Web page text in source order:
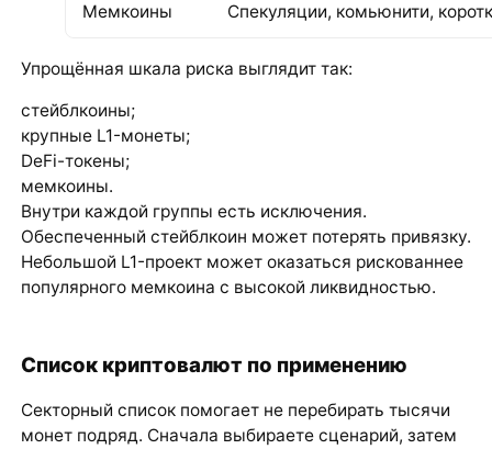
Мемкоины Спекуляции, комьюнити,
Упрощённая шкала риска выглядит так:
стейблкоины;
крупные L1-монеты;
DeFi-токены;
мемкоины.
Внутри каждой группы есть исключения.
Обеспеченный стейблкоин может потерять привязку.
Небольшой L1-проект может оказаться рискованнее
популярного мемкоина с высокой ликвидностью.
Список криптовалют по применению
Секторный список помогает не перебирать тысячи
монет подряд. Сначала выбираете сценарий, затем